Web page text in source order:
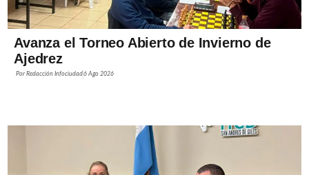
Avanza el Torneo Abierto de Invierno de
Ajedrez
PorRedacción Infociudad6 Ago 2026